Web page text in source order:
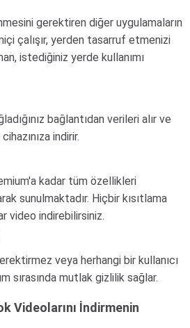
gerektiren diğer uygulamaların
çalışır, yerden tasarruf etmenizi
istediğiniz yerde kullanımı
bağlantıdan verileri alır ve
indirir.
kadar tüm özellikleri
sunulmaktadır. Hiçbir kısıtlama
video indirebilirsiniz.
veya herhangi bir kullanıcı
sırasında mutlak gizlilik sağlar.
Videolarını İndirmenin